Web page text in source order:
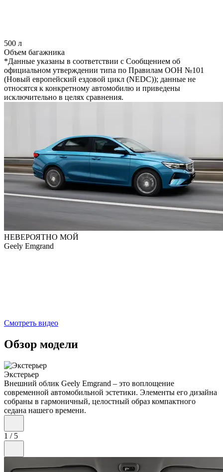
500 л
Объем багажника
*Данные указаны в соответствии с Сообщением об
официальном утверждении типа по Правилам ООН №101
(Новый европейский ездовой цикл (NEDC)); данные не
относятся к конкретному автомобилю и приведены
исключительно в целях сравнения.
НЕВЕРОЯТНО МОЙ
Geely Emgrand
Смотреть видео
Обзор модели
Экстерьер
Внешний облик Geely Emgrand – это воплощение
современной автомобильной эстетики. Элементы его дизайна
собраны в гармоничный, целостный образ компактного
седана нашего времени.
1 / 5